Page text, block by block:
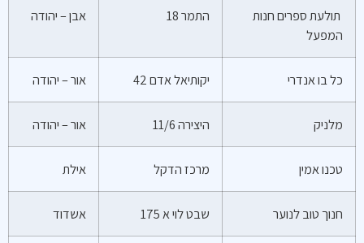
תולעת ספרים חנות
המפעל
התמר 18 אבן – יהודה
כל בו אנדרי יקותיאל אדם 42 אור – יהודה
מלניק היצירה 11/6 אור – יהודה
טכנו אמין מרכז הדקל אילת
חנוך טוב לנוער שבט לוי א 175 אשדוד